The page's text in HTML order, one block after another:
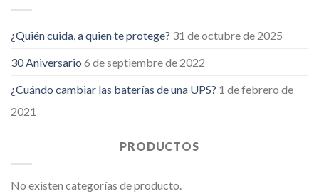
¿Quién cuida, a quien te protege? 31 de octubre de 2025
30 Aniversario 6 de septiembre de 2022
¿Cuándo cambiar las baterías de una UPS? 1 de febrero de
2021
PRODUCTOS
No existen categorías de producto.